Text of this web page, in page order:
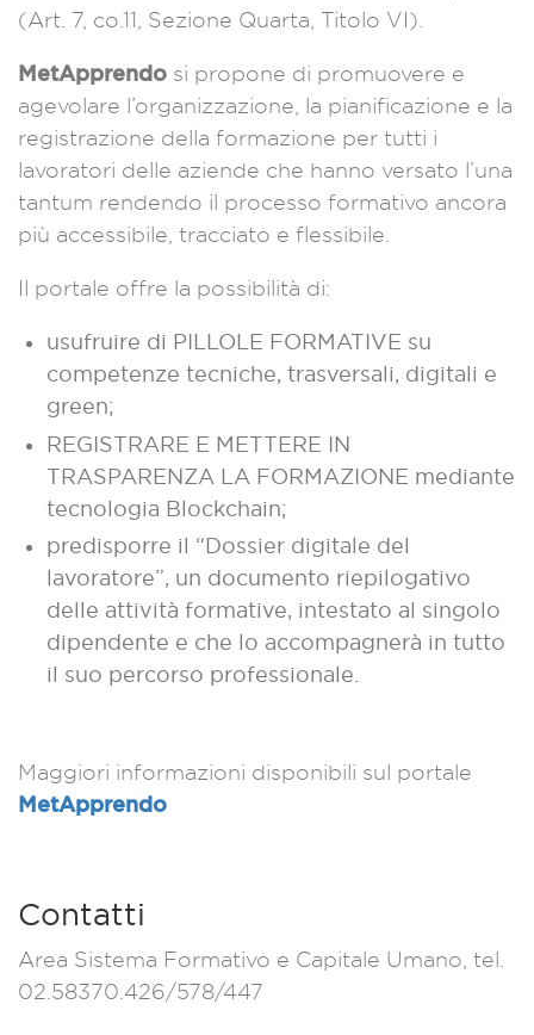
(Art. 7, co.11, Sezione Quarta, Titolo VI).
MetApprendo si propone di promuovere e
agevolare l’organizzazione, la pianificazione e la
registrazione della formazione per tutti i
lavoratori delle aziende che hanno versato l’una
tantum rendendo il processo formativo ancora
più accessibile, tracciato e flessibile.
Il portale offre la possibilità di:
usufruire di PILLOLE FORMATIVE su
competenze tecniche, trasversali, digitali e
green;
REGISTRARE E METTERE IN
TRASPARENZA LA FORMAZIONE mediante
tecnologia Blockchain;
predisporre il “Dossier digitale del
lavoratore”, un documento riepilogativo
delle attività formative, intestato al singolo
dipendente e che lo accompagnerà in tutto
il suo percorso professionale.
Maggiori informazioni disponibili sul portale
MetApprendo
Contatti
Area Sistema Formativo e Capitale Umano, tel.
02.58370.426/578/447